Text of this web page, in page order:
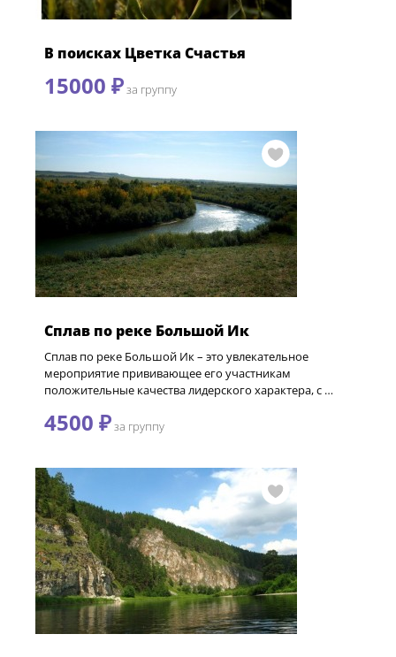
В поисках Цветка Счастья
15000 ₽за группу
Сплав по реке Большой Ик
Сплав по реке Большой Ик – это увлекательное
мероприятие прививающее его участникам
положительные качества лидерского характера, с …
4500 ₽за группу